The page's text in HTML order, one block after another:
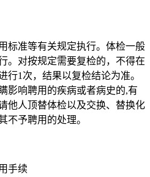
标准等有关规定执行。体检一般
。对按规定需要复检的，不得在
行1次，结果以复检结论为准。
影响聘用的疾病或者病史的,有
他人顶替体检以及交换、替换化
不予聘用的处理。
手续